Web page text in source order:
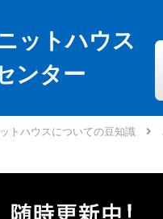
ットハウス
ンター
トハウスについての豆知識